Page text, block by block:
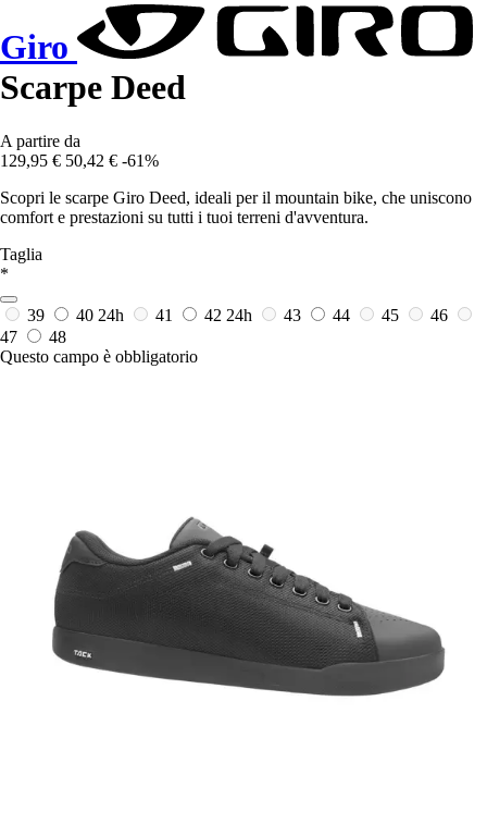
Giro
Scarpe Deed
A partire da
129,95 € 50,42 € -61%
Scopri le scarpe Giro Deed, ideali per il mountain bike, che uniscono
comfort e prestazioni su tutti i tuoi terreni d'avventura.
Taglia
*
39 40 24h 41 42 24h 43 44 45
46
47
48
Questo campo è obbligatorio